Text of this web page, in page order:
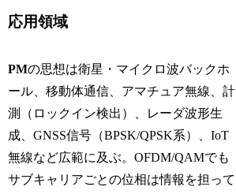
応用領域
PMの思想は衛星・マイクロ波バックホ
ール、移動体通信、アマチュア無線、計
測（ロックイン検出）、レーダ波形生
成、GNSS信号（BPSK/QPSK系）、IoT
無線など広範に及ぶ。OFDM/QAMでも
サブキャリアごとの位相は情報を担って